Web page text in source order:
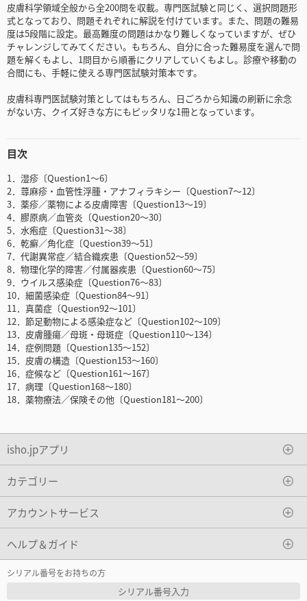
皮膚科学領域全般から全200問を収載。専門医試験と同じく、選択問題形
式となっており、問題それぞれに解説を付けています。また、問題の難易
度は5段階に設定。最高難度の問題はかなり難しくなっていますが、ぜひ
チャレンジしてみてください。もちろん、自分に合った難易度を選んで問
題を解くもよし、1問目から順番にクリアしていくもよし。診療や移動の
合間にも、手軽に使える専門医試験対策本です。
皮膚科専門医試験対策としてはもちろん、日ごろから知識の刷新に余念
がない方、クイズ好きな方にもピッタリな1冊となっています。
目次
1．湿疹〔Question1～6〕
2．蕁麻疹・血管性浮腫・アナフィラキシー〔Question7～12〕
3．薬疹／薬物による皮膚障害〔Question13～19〕
4．膠原病／血管炎〔Question20～30〕
5．水疱症〔Question31～38〕
6．乾癬／角化症〔Question39～51〕
7．代謝異常症／結合織疾患〔Question52～59〕
8．物理化学的障害／付属器疾患〔Question60～75〕
9．ウイルス感染症〔Question76～83〕
10．細菌感染症〔Question84～91〕
11．真菌症〔Question92～101〕
12．節足動物による感染症など〔Question102～109〕
13．皮膚腫瘍／母斑・母斑症〔Question110～134〕
14．症例問題〔Question135～152〕
15．皮膚の構造〔Question153～160〕
16．症候など〔Question161～167〕
17．病理〔Question168～180〕
18．薬物療法／保険その他〔Question181～200〕
isho.jpアプリ
カテゴリー
アカウントサービス
ヘルプ＆ガイド
シリアル番号をお持ちの方
シリアル番号入力